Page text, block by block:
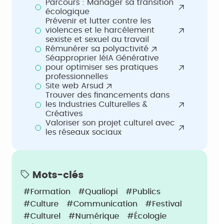
Parcours : Manager sa transition
écologique
Prévenir et lutter contre les
violences et le harcélement
sexiste et sexuel au travail
Rémunérer sa polyactivité
Séapproprier léIA Générative
pour optimiser ses pratiques
professionnelles
Site web Arsud
Trouver des financements dans
les Industries Culturelles &
Créatives
Valoriser son projet culturel avec
les réseaux sociaux
Mots-clés
#Formation #Qualiopi
#Publics
#Culture
#Communication
#Festival
#Culturel
#Numérique
#écologie